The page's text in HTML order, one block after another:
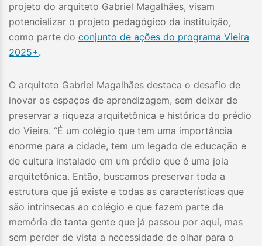
projeto do arquiteto Gabriel Magalhães, visam
potencializar o projeto pedagógico da instituição,
como parte do conjunto de ações do programa Vieira
2025+.
O arquiteto Gabriel Magalhães destaca o desafio de
inovar os espaços de aprendizagem, sem deixar de
preservar a riqueza arquitetônica e histórica do prédio
do Vieira. “É um colégio que tem uma importância
enorme para a cidade, tem um legado de educação e
de cultura instalado em um prédio que é uma joia
arquitetônica. Então, buscamos preservar toda a
estrutura que já existe e todas as características que
são intrínsecas ao colégio e que fazem parte da
memória de tanta gente que já passou por aqui, mas
sem perder de vista a necessidade de olhar para o